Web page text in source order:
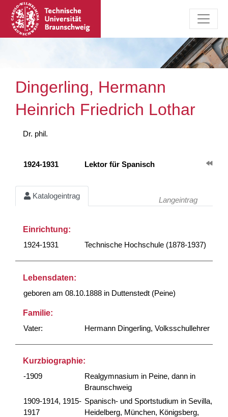
Dingerling, Hermann
Heinrich Friedrich Lothar
Dr. phil.
1924-1931 Lektor für Spanisch
Katalogeintrag Langeintrag
Einrichtung:
1924-1931
Technische Hochschule (1878-1937)
Lebensdaten:
geboren am 08.10.1888 in Duttenstedt (Peine)
Familie:
Vater:
Hermann Dingerling, Volksschullehrer
Kurzbiographie:
-1909
Realgymnasium in Peine, dann in
Braunschweig
1909-1914, 1915-
1917
Spanisch- und Sportstudium in Sevilla,
Heidelberg, München, Königsberg,